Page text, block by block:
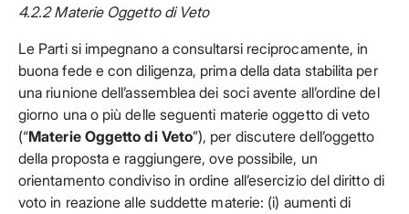
4.2.2 Materie Oggetto di Veto
Le Parti si impegnano a consultarsi reciprocamente, in
buona fede e con diligenza, prima della data stabilita per
una riunione dell’assemblea dei soci avente all’ordine del
giorno una o più delle seguenti materie oggetto di veto
(“Materie Oggetto di Veto”), per discutere dell’oggetto
della proposta e raggiungere, ove possibile, un
orientamento condiviso in ordine all’esercizio del diritto di
voto in reazione alle suddette materie: (i) aumenti di